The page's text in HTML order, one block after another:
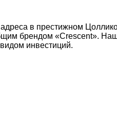
в престижном
брендом «Crescent».
инвестиций.